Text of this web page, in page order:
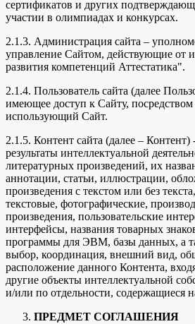
сертификатов и других
участии в олимпиадах и конкурсах.
2.1.3. Администрация сайта –
управление Сайтом, действующие
развития компетенций Аттестатика".
2.1.4. Пользователь сайта (далее
имеющее доступ к Сайту,
использующий Сайт.
2.1.5. Контент сайта (далее –
результаты интеллектуальной
литературных произведений, их
аннотации, статьи, иллюстрации,
произведения с текстом или без
текстовые, фотографические,
произведения, пользовательские
интерфейсы, названия товарных
программы для ЭВМ, базы данных, а
выбор, координация, внешний вид,
расположение данного Контента,
другие объекты интеллектуальной
и/или по отдельности, содержащиеся
ПРЕДМЕТ СОГЛАШЕНИЯ